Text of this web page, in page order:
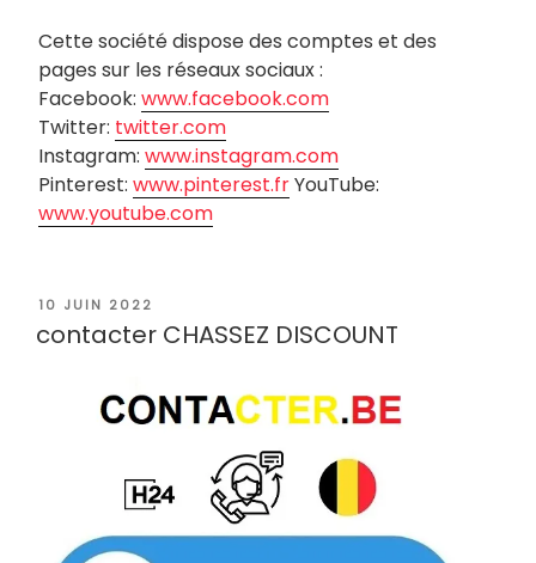
Cette société dispose des comptes et des
pages sur les réseaux sociaux :
Facebook: www.facebook.com
Twitter: twitter.com
Instagram: www.instagram.com
Pinterest: www.pinterest.frYouTube:
www.youtube.com
PUBLIÉ
10 JUIN 2022
contacter CHASSEZ DISCOUNT